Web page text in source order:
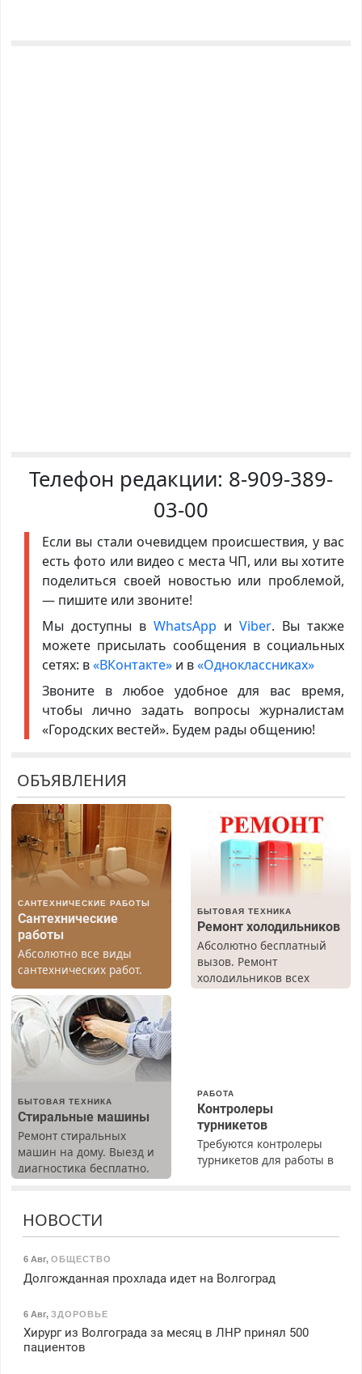
Телефон редакции: 8-909-389-
03-00
Если вы стали очевидцем происшествия, у вас
есть фото или видео с места ЧП, или вы хотите
поделиться своей новостью или проблемой,
— пишите или звоните!
Мы доступны в WhatsApp иViber. Вы также
можете присылать сообщения в социальных
сетях: в«ВКонтакте»и в«Одноклассниках»
Звоните в любое удобное для вас время,
чтобы лично задать вопросы журналистам
«Городских вестей». Будем рады общению!
ОБЪЯВЛЕНИЯ
САНТЕХНИЧЕСКИЕ РАБОТЫ
Сантехнические
работы
Абсолютно все виды
сантехнических работ.
Быстро. Качественно.
Недорого.
БЫТОВАЯ ТЕХНИКА
Ремонт холодильников
Абсолютно бесплатный
вызов. Ремонт
холодильников всех
марок на дому, с
БЫТОВАЯ ТЕХНИКА
Стиральные машины
Ремонт стиральных
машин на дому. Выезд и
диагностика бесплатно.
РАБОТА
Контролеры
турникетов
Требуются контролеры
турникетов для работы в
Бесплатное проживание.
вычета налогов.
Ежемесячно
бесплатное обучение,
НОВОСТИ
6 Авг, ОБЩЕСТВО
Долгожданная прохлада идет на Волгоград
6 Авг, ЗДОРОВЬЕ
Хирург из Волгограда за месяц в ЛНР принял 500
пациентов